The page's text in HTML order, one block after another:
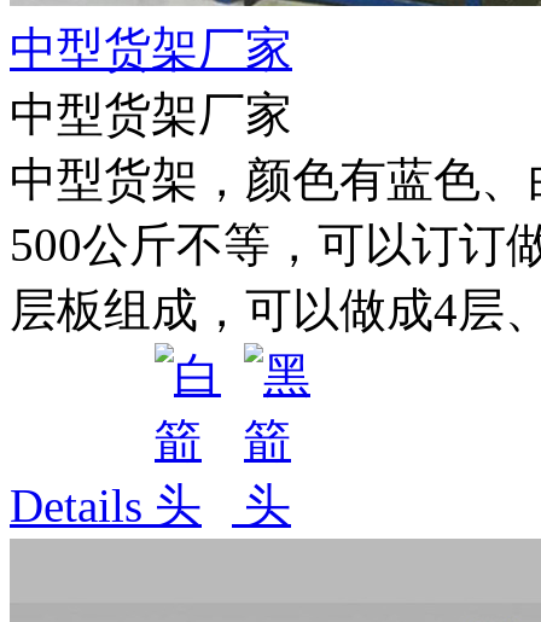
中型货架厂家
中型货架厂家
中型货架，颜色有蓝色
500公斤不等，可以订订
层板组成，可以做成4层
Details